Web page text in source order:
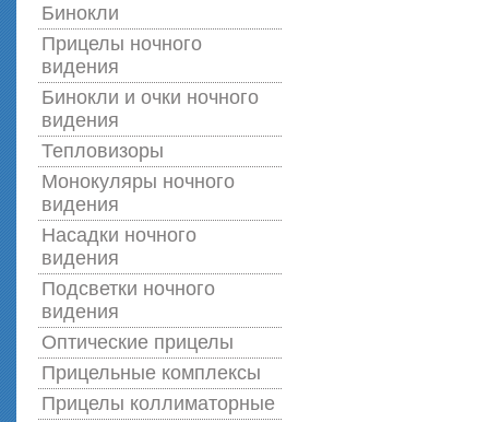
Бинокли
Прицелы ночного
видения
Бинокли и очки ночного
видения
Тепловизоры
Монокуляры ночного
видения
Насадки ночного
видения
Подсветки ночного
видения
Оптические прицелы
Прицельные комплексы
Прицелы коллиматорные